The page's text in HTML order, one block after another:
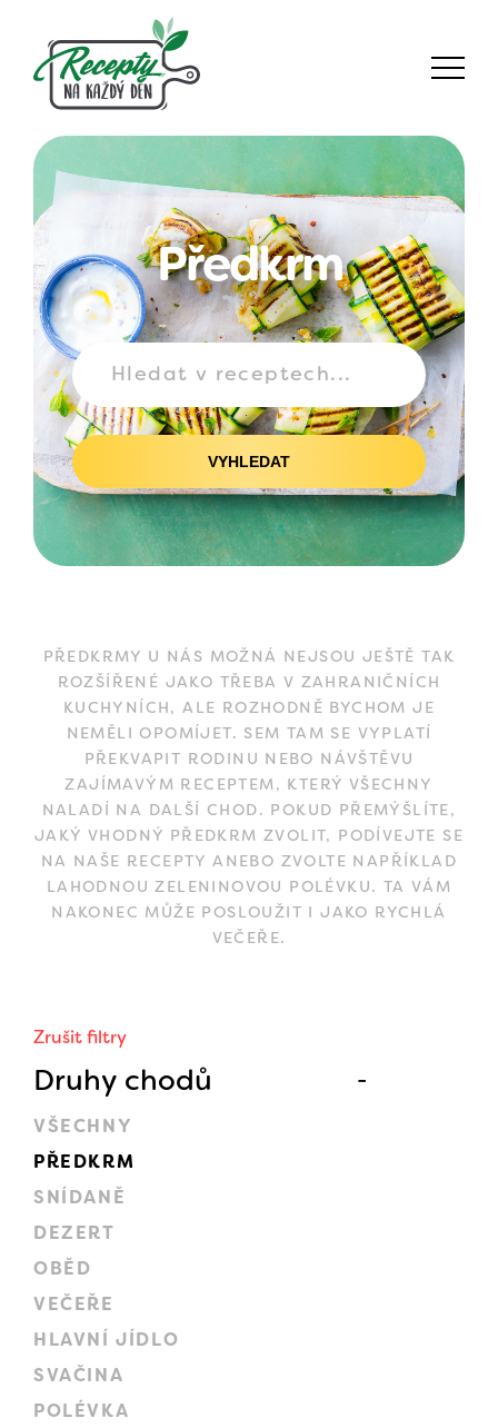
Předkrm
VYHLEDAT
Zrušit filtry
Druhy chodů
VŠECHNY
PŘEDKRM
SNÍDANĚ
DEZERT
OBĚD
VEČEŘE
HLAVNÍ JÍDLO
SVAČINA
POLÉVKA
PŘEDKRMY U NÁS MOŽNÁ NEJSOU JEŠTĚ TAK
ROZŠÍŘENÉ JAKO TŘEBA V ZAHRANIČNÍCH
KUCHYNÍCH, ALE ROZHODNĚ BYCHOM JE
NEMĚLI OPOMÍJET. SEM TAM SE VYPLATÍ
PŘEKVAPIT RODINU NEBO NÁVŠTĚVU
ZAJÍMAVÝM RECEPTEM, KTERÝ VŠECHNY
NALADÍ NA DALŠÍ CHOD. POKUD PŘEMÝŠLÍTE,
JAKÝ VHODNÝ PŘEDKRM ZVOLIT, PODÍVEJTE SE
NA NAŠE RECEPTY ANEBO ZVOLTE NAPŘÍKLAD
LAHODNOU ZELENINOVOU POLÉVKU. TA VÁM
NAKONEC MŮŽE POSLOUŽIT I JAKO RYCHLÁ
VEČEŘE.